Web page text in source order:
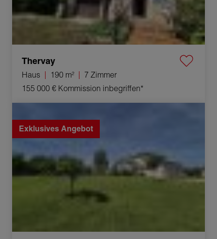
Thervay
Haus 190 m²
7 Zimmer
155 000 € Kommission inbegriffen*
Exklusives Angebot